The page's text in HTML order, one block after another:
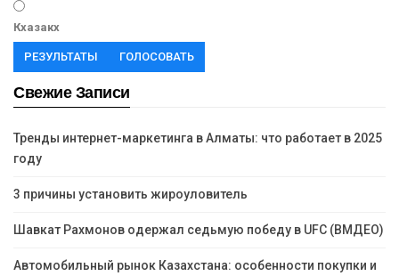
Кхазакх
РЕЗУЛЬТАТЫ ГОЛОСОВАТЬ
Свежие Записи
Тренды интернет-маркетинга в Алматы: что работает в 2025
году
3 причины установить жироуловитель
Шавкат Рахмонов одержал седьмую победу в UFC (ВМДЕО)
Автомобильный рынок Казахстана: особенности покупки и